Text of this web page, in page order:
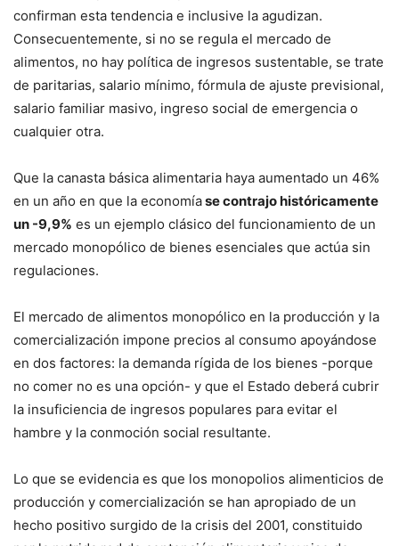
confirman esta tendencia e inclusive la agudizan.
Consecuentemente, si no se regula el mercado de
alimentos, no hay política de ingresos sustentable, se trate
de paritarias, salario mínimo, fórmula de ajuste previsional,
salario familiar masivo, ingreso social de emergencia o
cualquier otra.
Que la canasta básica alimentaria haya aumentado un 46%
en un año en que la economíase contrajo históricamente
un -9,9% es un ejemplo clásico del funcionamiento de un
mercado monopólico de bienes esenciales que actúa sin
regulaciones.
El mercado de alimentos monopólico en la producción y la
comercialización impone precios al consumo apoyándose
en dos factores: la demanda rígida de los bienes -porque
no comer no es una opción- y que el Estado deberá cubrir
la insuficiencia de ingresos populares para evitar el
hambre y la conmoción social resultante.
Lo que se evidencia es que los monopolios alimenticios de
producción y comercialización se han apropiado de un
hecho positivo surgido de la crisis del 2001, constituido